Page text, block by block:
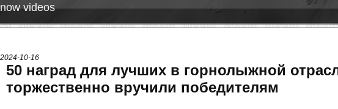
videos
2024-10-16
50 наград для лучших в горнолыжной
торжественно вручили победителям